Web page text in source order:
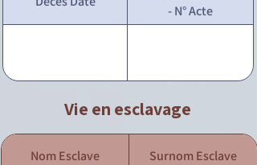
- N° Acte
Vie en esclavage
Nom Esclave Surnom Esclave